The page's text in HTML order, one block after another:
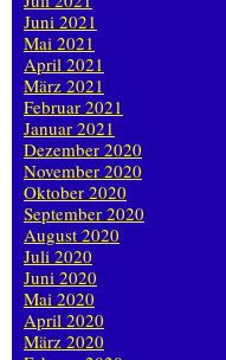
Juni 2021
Mai 2021
April 2021
März 2021
Februar 2021
Januar 2021
Dezember 2020
November 2020
Oktober 2020
September 2020
August 2020
Juli 2020
Juni 2020
Mai 2020
April 2020
März 2020